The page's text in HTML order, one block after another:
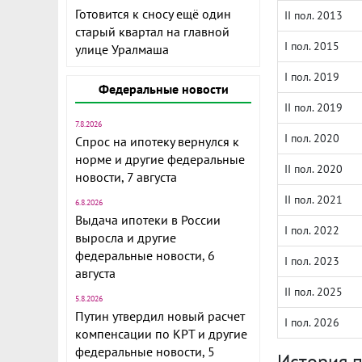
Готовится к сносу ещё один
старый квартал на главной
улице Уралмаша
Федеральные новости
7.8.2026
Спрос на ипотеку вернулся к
норме и другие федеральные
новости, 7 августа
6.8.2026
Выдача ипотеки в России
выросла и другие
федеральные новости, 6
августа
5.8.2026
Путин утвердил новый расчет
компенсации по КРТ и другие
федеральные новости, 5
II пол. 2013
I пол. 2015
I пол. 2019
II пол. 2019
I пол. 2020
II пол. 2020
II пол. 2021
I пол. 2022
I пол. 2023
II пол. 2025
I пол. 2026